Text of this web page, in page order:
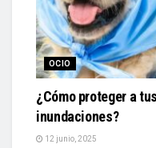
OCIO
¿Cómo proteger a
inundaciones?
12 junio, 2025